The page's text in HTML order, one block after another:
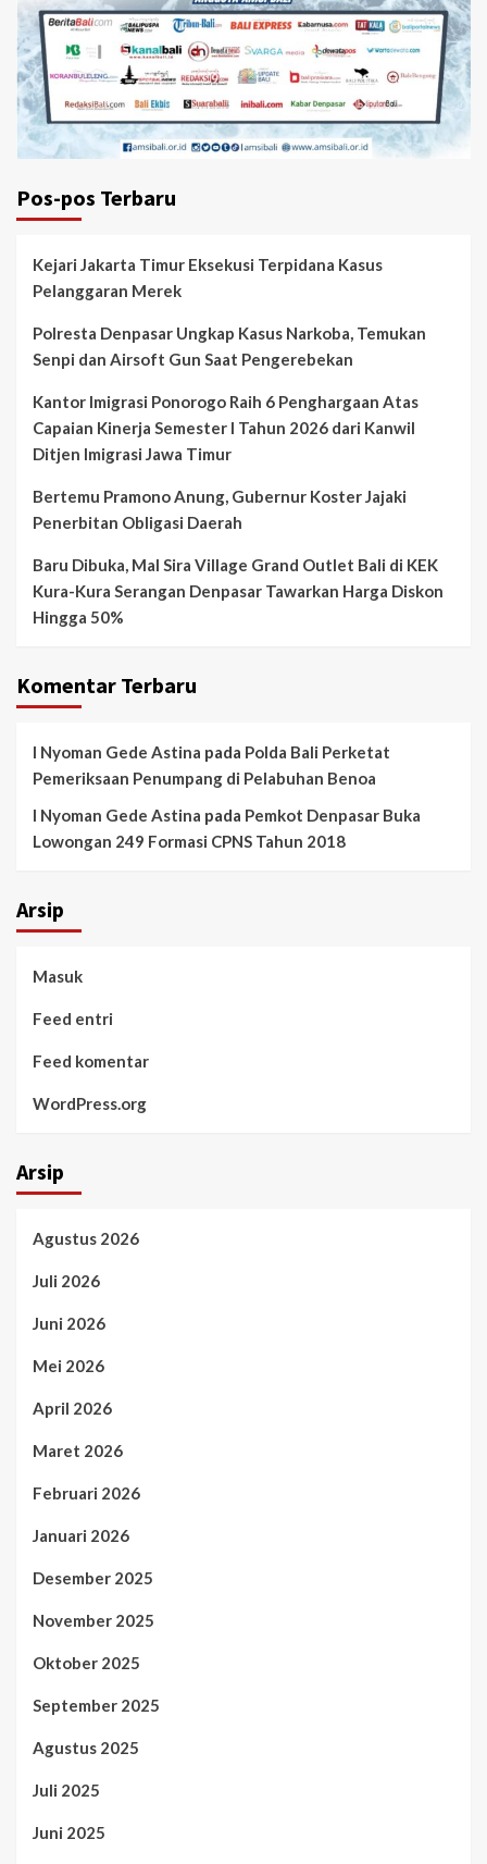
Pos-pos Terbaru
Kejari Jakarta Timur Eksekusi Terpidana Kasus
Pelanggaran Merek
Polresta Denpasar Ungkap Kasus Narkoba, Temukan
Senpi dan Airsoft Gun Saat Pengerebekan
Kantor Imigrasi Ponorogo Raih 6 Penghargaan Atas
Capaian Kinerja Semester I Tahun 2026 dari Kanwil
Ditjen Imigrasi Jawa Timur
Bertemu Pramono Anung, Gubernur Koster Jajaki
Penerbitan Obligasi Daerah
Baru Dibuka, Mal Sira Village Grand Outlet Bali di KEK
Kura-Kura Serangan Denpasar Tawarkan Harga Diskon
Hingga 50%
Komentar Terbaru
I Nyoman Gede Astina pada Polda Bali Perketat
Pemeriksaan Penumpang di Pelabuhan Benoa
I Nyoman Gede Astina pada Pemkot Denpasar Buka
Lowongan 249 Formasi CPNS Tahun 2018
Arsip
Masuk
Feed entri
Feed komentar
WordPress.org
Arsip
Agustus 2026
Juli 2026
Juni 2026
Mei 2026
April 2026
Maret 2026
Februari 2026
Januari 2026
Desember 2025
November 2025
Oktober 2025
September 2025
Agustus 2025
Juli 2025
Juni 2025